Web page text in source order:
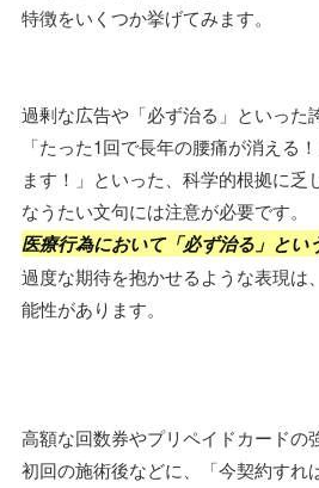
特徴をいくつか挙げてみます。
過剰な広告や「必ず治る」といった
「たった1回で長年の腰痛が消える
ます！」といった、科学的根拠に乏
なうたい文句には注意が必要です。
医療行為において「必ず治る」とい
過度な期待を抱かせるような表現は
能性があります。
高額な回数券やプリペイドカードの
初回の施術後などに、「今契約すれ